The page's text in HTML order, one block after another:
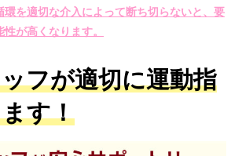
環を適切な介入によって断ち切らないと、要
が高くなります。
フが適切に運動指
す！